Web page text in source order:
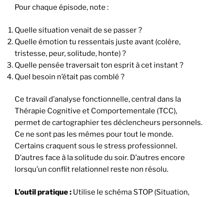
Pour chaque épisode, note :
Quelle situation venait de se passer ?
Quelle émotion tu ressentais juste avant (colère,
tristesse, peur, solitude, honte) ?
Quelle pensée traversait ton esprit à cet instant ?
Quel besoin n’était pas comblé ?
Ce travail d’analyse fonctionnelle, central dans la
Thérapie Cognitive et Comportementale (TCC),
permet de cartographier tes déclencheurs personnels.
Ce ne sont pas les mêmes pour tout le monde.
Certains craquent sous le stress professionnel.
D’autres face à la solitude du soir. D’autres encore
lorsqu’un conflit relationnel reste non résolu.
L’outil pratique : Utilise le schéma STOP (Situation,